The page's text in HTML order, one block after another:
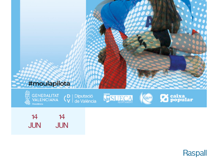
14
JUN
14
JUN
Raspall